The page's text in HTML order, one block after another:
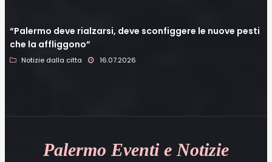
“Palermo deve rialzarsi, deve sconfiggere le nuove pesti
che la affliggono”
Notizie dalla citta 16.07.2026
Palermo Eventi e Notizie